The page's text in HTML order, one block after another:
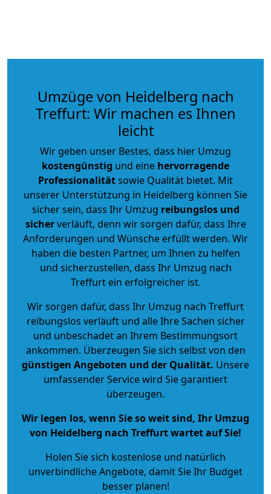
Umzüge von Heidelberg nach
Treffurt: Wir machen es Ihnen
leicht
Wir geben unser Bestes, dass hier Umzug
kostengünstig und eine hervorragende
Professionalitätsowie Qualität bietet. Mit
unserer Unterstützung in Heidelberg können Sie
sicher sein, dass Ihr Umzug reibungslos und
sicherverläuft, denn wir sorgen dafür, dass Ihre
Anforderungen und Wünsche erfüllt werden. Wir
haben die besten Partner, um Ihnen zu helfen
und sicherzustellen, dass Ihr Umzug nach
Treffurt ein erfolgreicher ist.
Wir sorgen dafür, dass Ihr Umzug nach Treffurt
reibungslos verläuft und alle Ihre Sachen sicher
und unbeschadet an Ihrem Bestimmungsort
ankommen. Überzeugen Sie sich selbst von den
günstigen Angeboten und der Qualität. Unsere
umfassender Service wird Sie garantiert
überzeugen.
Wir legen los, wenn Sie so weit sind, Ihr Umzug
von Heidelberg nach Treffurt wartet auf Sie!
Holen Sie sich kostenlose und natürlich
unverbindliche Angebote, damit Sie Ihr Budget
besser planen!